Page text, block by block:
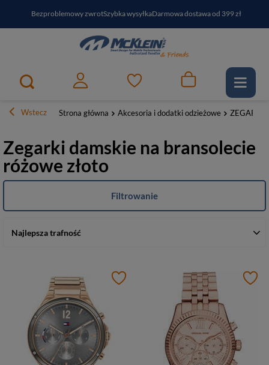
Bezproblemowy zwrotSzybka wysyłkaDarmowa dostawa od 399 zł
PayPo - kup i zapłać za30 dniZapisz się do newslettera i odbierz RABAT
Wstecz Strona główna Akcesoria i dodatki odzieżowe ZEGARKI
Zegarki damskie na bransolecie
różowe złoto
Najlepsza trafność
Filtrowanie